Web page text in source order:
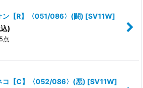
ン【R】〈051/086〉(闘) [SV11W]
)
点
コ【C】〈052/086〉(悪) [SV11W]